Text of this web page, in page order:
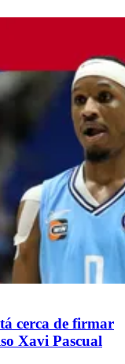
cerca de firmar
Xavi Pascual